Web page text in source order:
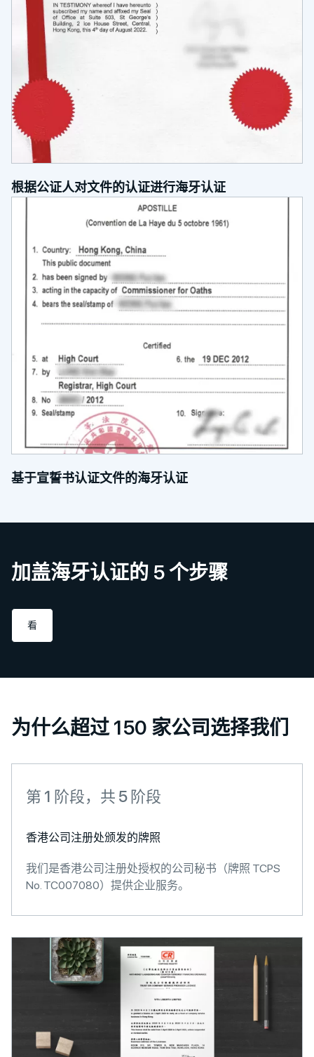
根据公证人对文件的认证进行海牙认证
基于宣誓书认证文件的海牙认证
加盖海牙认证的 5 个步骤
看
为什么超过 150 家公司选择我们
第 1 阶段，共 5 阶段
香港公司注册处颁发的牌照
我们是香港公司注册处授权的公司秘书（牌照 TCPS
No. TC007080）提供企业服务。